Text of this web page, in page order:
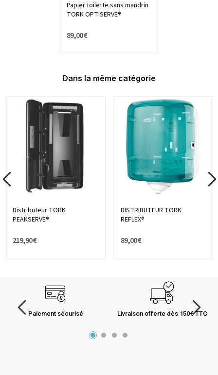
Papier toilette sans mandrin
TORK OPTISERVE®
89,00 €
Dans la même catégorie
Distributeur TORK
PEAKSERVE®
219,90 €
DISTRIBUTEUR TORK
REFLEX®
89,00 €
Paiement sécurisé Livraison offerte dès 150€ TTC